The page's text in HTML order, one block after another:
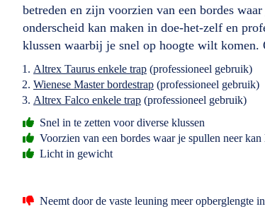
betreden en zijn voorzien van een bordes
onderscheid kan maken in doe-het-zelf en
klussen waarbij je snel op hoogte wilt komen.
Altrex Taurus enkele trap (professioneel gebruik)
Wienese Master bordestrap (professioneel gebruik)
Altrex Falco enkele trap (professioneel gebruik)
Snel in te zetten voor diverse klussen
Voorzien van een bordes waar je spullen neer kan
Licht in gewicht
Neemt door de vaste leuning meer opberglengte